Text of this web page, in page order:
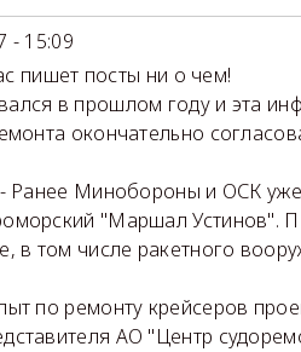
- 15:09
пишет посты ни о чем!
в прошлом году и эта
окончательно
Ранее Минобороны и ОСК
"Маршал
том числе ракетного
по ремонту крейсеров
АО "Центр